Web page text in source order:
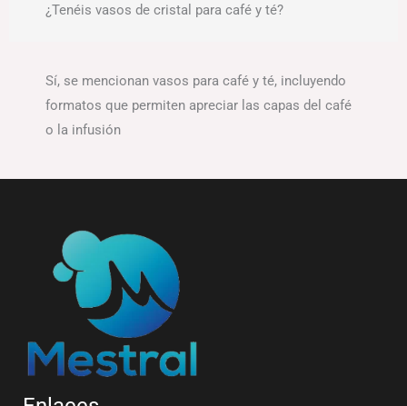
¿Tenéis vasos de cristal para café y té?
Sí, se mencionan vasos para café y té, incluyendo
formatos que permiten apreciar las capas del café
o la infusión